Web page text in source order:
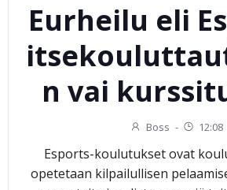
Eurheilu eli
n vai
Boss - 12:08
Esports-koulutukset ovat
opetetaan kilpailullisen